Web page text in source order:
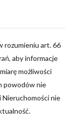
rozumieniu art. 66
aby informacje
możliwości
powodów nie
Nieruchomości nie